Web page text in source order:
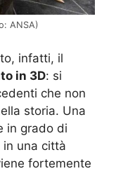
ANSA)
infatti, il
in 3D: si
che non
storia. Una
in grado di
in una città
fortemente